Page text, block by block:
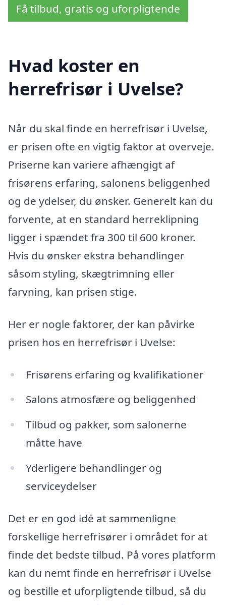
Få tilbud, gratis og uforpligtende
Hvad koster en
herrefrisør i Uvelse?
Når du skal finde en herrefrisør i Uvelse,
er prisen ofte en vigtig faktor at overveje.
Priserne kan variere afhængigt af
frisørens erfaring, salonens beliggenhed
og de ydelser, du ønsker. Generelt kan du
forvente, at en standard herreklipning
ligger i spændet fra 300 til 600 kroner.
Hvis du ønsker ekstra behandlinger
såsom styling, skægtrimning eller
farvning, kan prisen stige.
Her er nogle faktorer, der kan påvirke
prisen hos en herrefrisør i Uvelse:
Frisørens erfaring og kvalifikationer
Salons atmosfære og beliggenhed
Tilbud og pakker, som salonerne
måtte have
Yderligere behandlinger og
serviceydelser
Det er en god idé at sammenligne
forskellige herrefrisører i området for at
finde det bedste tilbud. På vores platform
kan du nemt finde en herrefrisør i Uvelse
og bestille et uforpligtende tilbud, så du